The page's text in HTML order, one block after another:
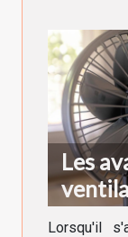
Les
Lorsqu'il